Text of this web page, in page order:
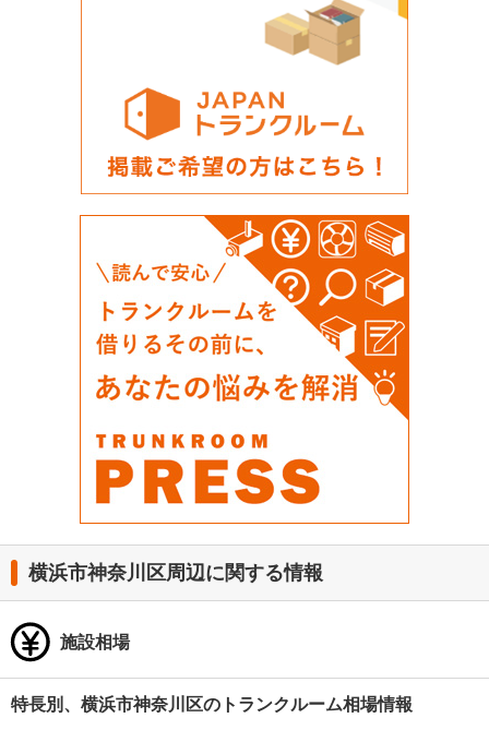
横浜市神奈川区周辺に関する情報
施設相場
特長別、横浜市神奈川区のトランクルーム相場情報